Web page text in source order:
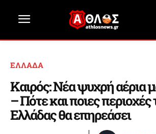
ΕΛΛΑΔΑ
Καιρός: Νέα ψυχρή αέρια
– Πότε και ποιες περιοχές
Ελλάδας θα επηρεάσει